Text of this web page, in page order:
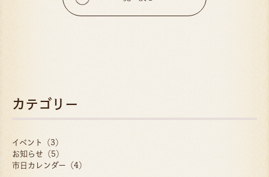
カテゴリー
イベント（3）
お知らせ（5）
市日カレンダー（4）